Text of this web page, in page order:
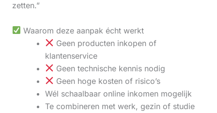
zetten.”
Waarom deze aanpak écht werkt
Geen producten inkopen of
klantenservice
Geen technische kennis nodig
Geen hoge kosten of risico’s
Wél schaalbaar online inkomen mogelijk
Te combineren met werk, gezin of studie